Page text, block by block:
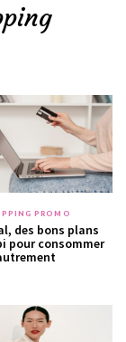
PROMO
des bons plans
pour consommer